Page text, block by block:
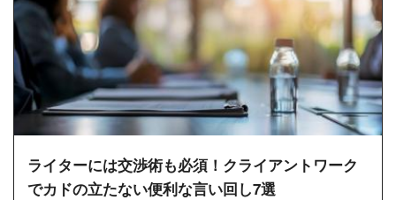
ライターには交渉術も必須！クライアントワーク
でカドの立たない便利な言い回し7選